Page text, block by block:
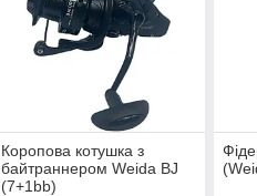
Коропова котушка з
байтраннером Weida BJ
(7+1bb)